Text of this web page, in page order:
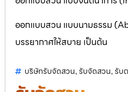
ออกแบบสวน แบบนามธรรม
บรรยากาศให้สบาย เป็นต้น
บริษัทรับจัดสวน, รับจัดสวน, รับ